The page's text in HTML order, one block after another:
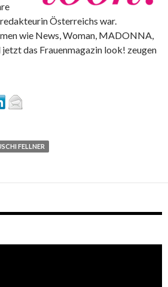
Österreichs war.
wie News, Woman, MADONNA,
jetzt das Frauenmagazin look! zeugen
FELLNER